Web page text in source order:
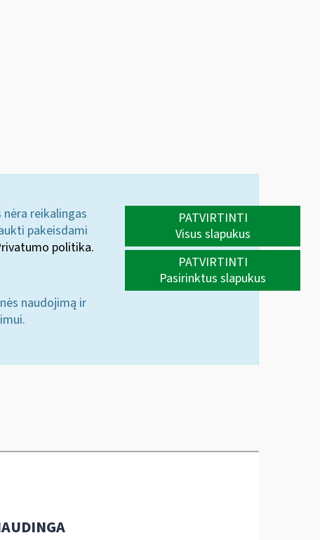
reikalingas
pakeisdami
politika.
naudojimą ir
PATVIRTINTI
Visus slapukus
PATVIRTINTI
Pasirinktus slapukus